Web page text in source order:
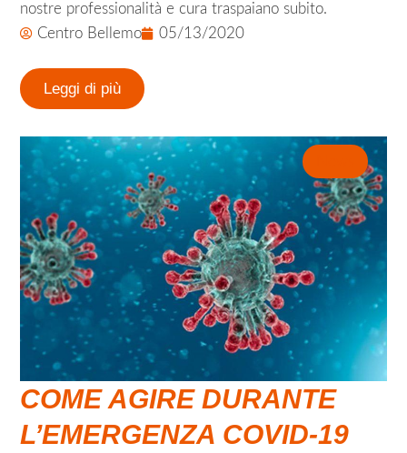
nostre professionalità e cura traspaiano subito.
Centro Bellemo
05/13/2020
Leggi di più
COME AGIRE DURANTE
L’EMERGENZA COVID-19